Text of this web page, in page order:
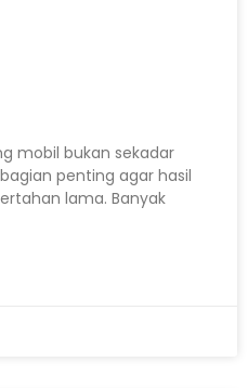
mobil bukan sekadar
penting agar hasil
lama. Banyak